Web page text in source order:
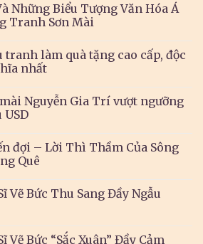
Những Biểu Tượng Văn Hóa Á
Tranh Sơn Mài
tranh làm quà tặng cao cấp, độc
nhất
Nguyễn Gia Trí vượt ngưỡng
đợi – Lời Thì Thầm Của Sông
Quê
Vẽ Bức Thu Sang Đầy Ngẫu
Vẽ Bức “Sắc Xuân” Đầy Cảm